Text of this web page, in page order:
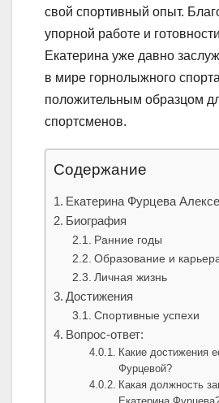
свой спортивный опыт.
упорной работе и
Екатерина уже давно
в мире горнолыжного
положительным образцом
спортсменов.
Содержание
Екатерина Фурцева
Биография
Ранние годы
Образование и
Личная жизнь
Достижения
Спортивные успехи
Вопрос-ответ:
Какие достижения
Фурцевой?
Какая должность